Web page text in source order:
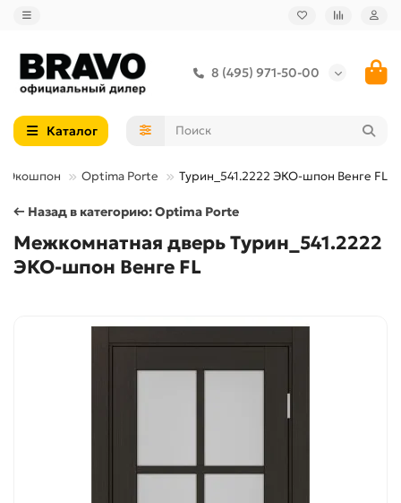
8 (495) 971-50-00
Каталог
Экошпон Optima Porte Турин_541.2222 ЭКО-шпон Венге FL
← Назад в категорию: Optima Porte
Межкомнатная дверь Турин_541.2222
ЭКО-шпон Венге FL